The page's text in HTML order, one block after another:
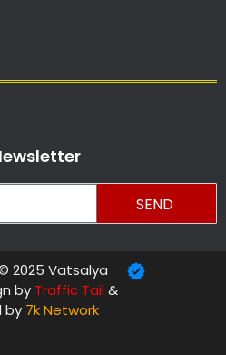
SEND
2025 Vatsalya
by Traffic Tail&
by 7k Network